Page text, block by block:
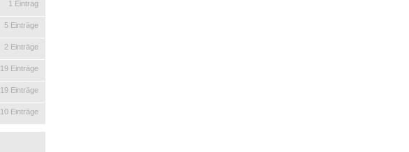
1 Eintrag
5 Einträge
2 Einträge
19 Einträge
19 Einträge
10 Einträge